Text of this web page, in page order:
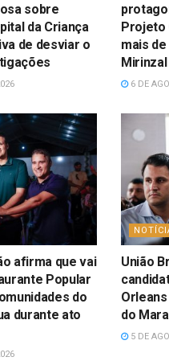
sobre
da Criança
de desviar o
Projeto
mais
Mirinzal
6 DE
afirma que vai
Popular
do
durante ato
União
do
5 DE